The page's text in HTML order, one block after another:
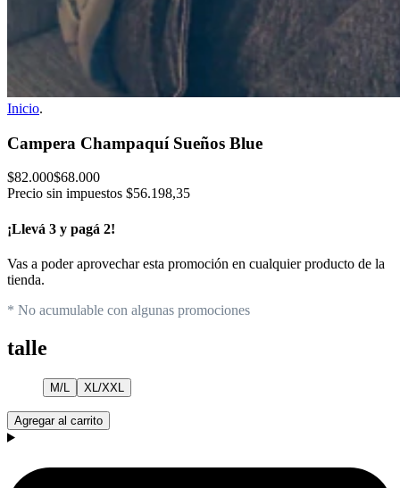
Inicio.
Campera Champaquí Sueños Blue
$82.000$68.000
Precio sin impuestos $56.198,35
¡Llevá 3 y pagá 2!
Vas a poder aprovechar esta promoción en cualquier producto de la
tienda.
* No acumulable con algunas promociones
talle
M/L XL/XXL
Agregar al carrito